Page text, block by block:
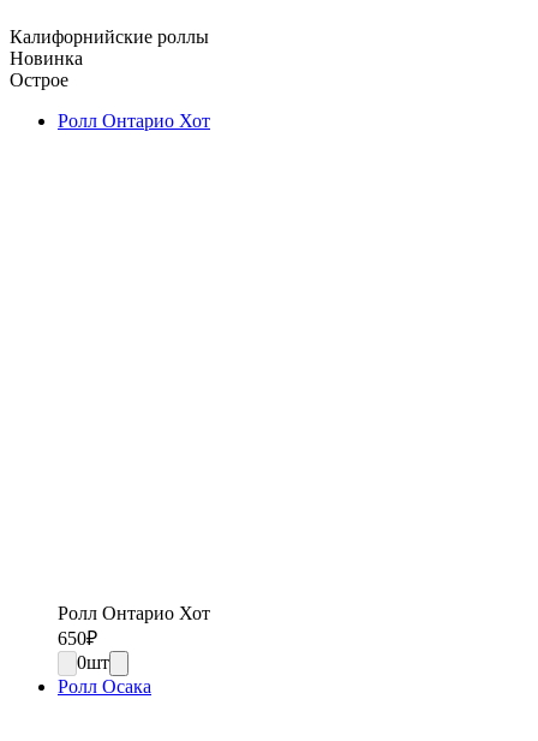
Калифорнийские роллы
Новинка
Острое
Ролл Онтарио Хот
Ролл Онтарио Хот
650₽
0шт
Ролл Осака